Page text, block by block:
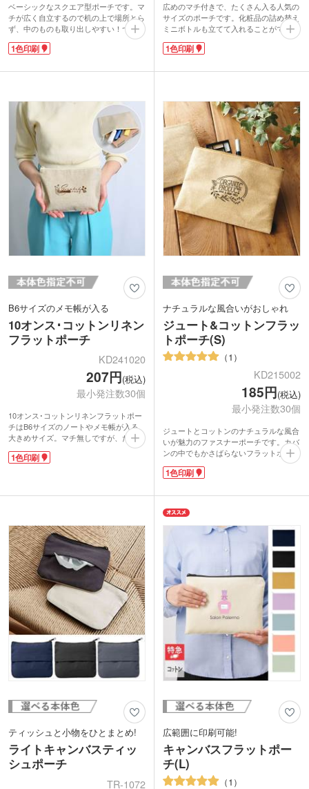
ベーシックなスクエア型ポーチです。マ
チが広く自立するので机の上で場所とら
ず、中のものも取り出しやすい！ついつ
い増えてしまう文房具入れにぴったりで
す。お出かけ時の小物を入れるサブバッ
オーガニック素材のやさしい風合いはシ
す。1色印刷で名入れが可能。イベント
やライブの物販品にもおすすめです。
1色印刷
広めのマチ付きで、たくさん入る人気の
サイズのポーチです。化粧品の詰め替え
ミニボトルも立てて入れることができ、
旅行にぴったり。しっかりした厚めの生
地で、たくさん入れても安心です。外側
SDGsへの取り組みもさりげなくアピー
ックなデザインに1色印刷が映えます。
ホテルなどトラベル関係のノベルティに
いかがですか。
1色印刷
B6サイズのメモ帳が入る
10オンス･コットンリネン
フラットポーチ
KD241020
207円(税込)
最小発注数30個
10オンス･コットンリネンフラットポー
チはB6サイズのノートやメモ帳が入る
大きめサイズ。マチ無しですが、たっぷ
りと収納できるので化粧品や文房具をま
とめるポーチとして大活躍します。丈夫
合わせた素材は色味がおしゃれ。メール
ターを印刷してオリジナルのポーチを作
成できます。
1色印刷
ナチュラルな風合いがおしゃれ
ジュート&コットンフラッ
トポーチ(S)
1
KD215002
185円(税込)
最小発注数30個
ジュートとコットンのナチュラルな風合
いが魅力のファスナーポーチです。カバ
ンの中でもかさばらないフラットポーチ
タイプで、コスメやガジェット類をすっ
きり整理するのに大活躍。ファスナー付
中央部分に1色名入れができます。シン
プルなデザインだからこそロゴが美しく
引き立ち、高い販促効果を発揮します。
おしゃれで実用的な開店記念やイベント
の記念品に最適です。
1色印刷
ティッシュと小物をひとまとめ!
ライトキャンバスティッ
シュポーチ
TR-1072
広範囲に印刷可能!
キャンバスフラットポー
チ(L)
1